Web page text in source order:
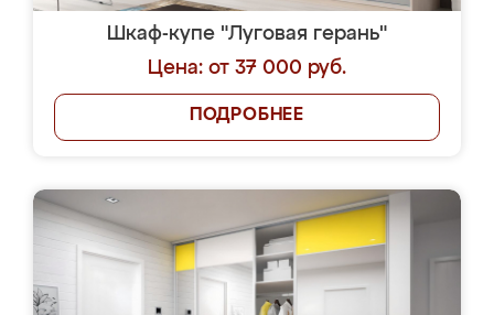
Шкаф-купе "Луговая герань"
Цена: от 37 000 руб.
ПОДРОБНЕЕ